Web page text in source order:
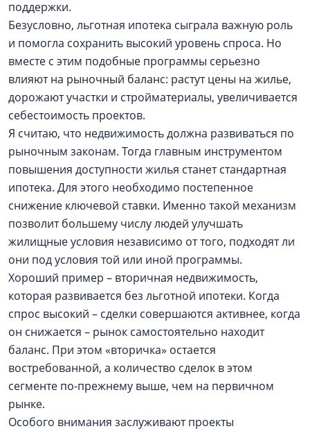
поддержки.
Безусловно, льготная ипотека сыграла важную роль
и помогла сохранить высокий уровень спроса. Но
вместе с этим подобные программы серьезно
влияют на рыночный баланс: растут цены на жилье,
дорожают участки и стройматериалы, увеличивается
себестоимость проектов.
Я считаю, что недвижимость должна развиваться по
рыночным законам. Тогда главным инструментом
повышения доступности жилья станет стандартная
ипотека. Для этого необходимо постепенное
снижение ключевой ставки. Именно такой механизм
позволит большему числу людей улучшать
жилищные условия независимо от того, подходят ли
они под условия той или иной программы.
Хороший пример – вторичная недвижимость,
которая развивается без льготной ипотеки. Когда
спрос высокий – сделки совершаются активнее, когда
он снижается – рынок самостоятельно находит
баланс. При этом «вторичка» остается
востребованной, а количество сделок в этом
сегменте по-прежнему выше, чем на первичном
рынке.
Особого внимания заслуживают проекты